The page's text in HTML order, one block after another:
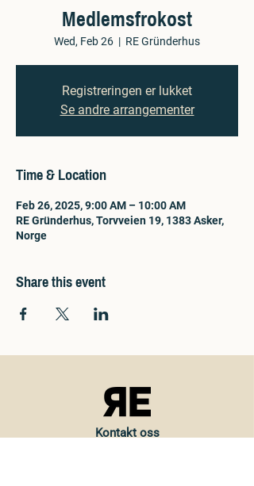
Medlemsfrokost
Wed, Feb 26
  |
RE Gründerhus
Registreringen er lukket
Se andre arrangementer
Time & Location
Feb 26, 2025, 9:00 AM – 10:00 AM
RE Gründerhus, Torvveien 19, 1383 Asker,
Norge
Share this event
Kontakt oss